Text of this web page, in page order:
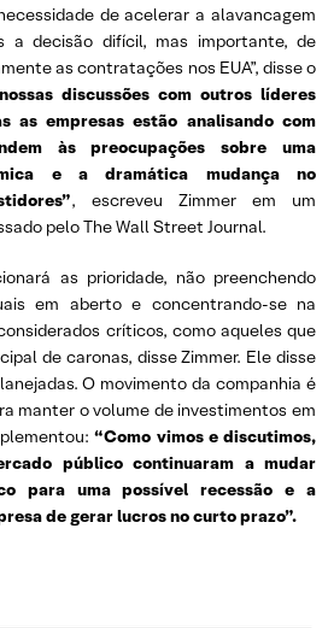
de acelerar a alavancagem
a decisão difícil, mas importante, de
as contratações nos EUA”, disse o
discussões com outros líderes
as empresas estão analisando com
às preocupações sobre uma
e a dramática mudança no
, escreveu Zimmer em um
pelo The Wall Street Journal.
as prioridade, não preenchendo
em aberto e concentrando-se na
críticos, como aqueles que
de caronas, disse Zimmer. Ele disse
O movimento da companhia é
manter o volume de investimentos em
“Como vimos e discutimos,
público continuaram a mudar
para uma possível recessão e a
de gerar lucros no curto prazo”.